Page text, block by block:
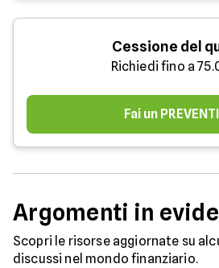
Cessione del
Richiedi fino a
Fai un
Argomenti in
Scopri le risorse aggiornate su
discussi nel mondo finanziario.